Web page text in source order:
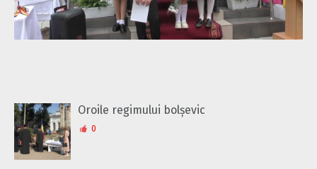
Oroile regimului bolșevic
0